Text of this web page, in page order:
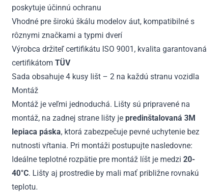
poskytuje účinnú ochranu
Vhodné pre širokú škálu modelov áut, kompatibilné s
rôznymi značkami a typmi dverí
Výrobca držiteľ certifikátu ISO 9001, kvalita garantovaná
certifikátom TÜV
Sada obsahuje 4 kusy lišt – 2 na každú stranu vozidla
Montáž
Montáž je veľmi jednoduchá. Lišty sú pripravené na
montáž, na zadnej strane lišty je predinštalovaná 3M
lepiaca páska, ktorá zabezpečuje pevné uchytenie bez
nutnosti vŕtania. Pri montáži postupujte nasledovne:
Ideálne teplotné rozpätie pre montáž líšt je medzi 20-
40°C. Lišty aj prostredie by mali mať približne rovnakú
teplotu.